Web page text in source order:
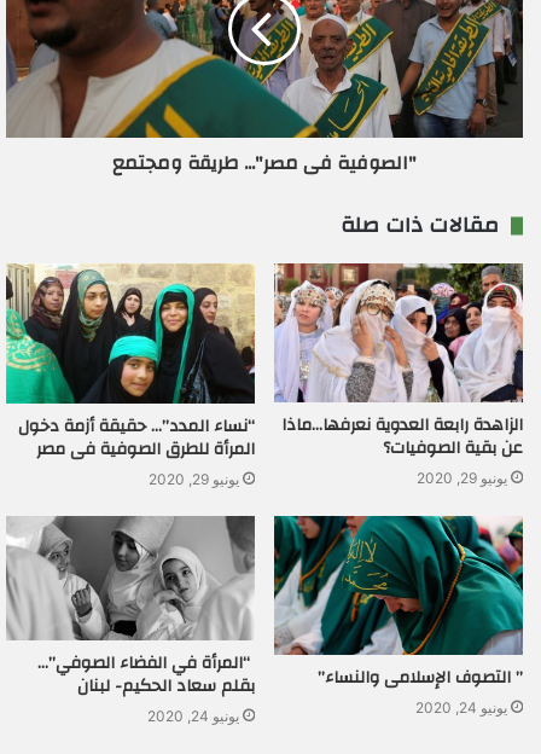
"الصوفية فى مصر"... طريقة ومجتمع
مقالات ذات صلة
الزاهدة رابعة العدوية نعرفها…ماذا
عن بقية الصوفيات؟
يونيو 29, 2020
“نساء المدد”… حقيقة أزمة دخول
المرأة للطرق الصوفية فى مصر
يونيو 29, 2020
” التصوف الإسلامى والنساء”
يونيو 24, 2020
“المرأة في الفضاء الصوفي”…
بقلم سعاد الحكيم- لبنان
يونيو 24, 2020